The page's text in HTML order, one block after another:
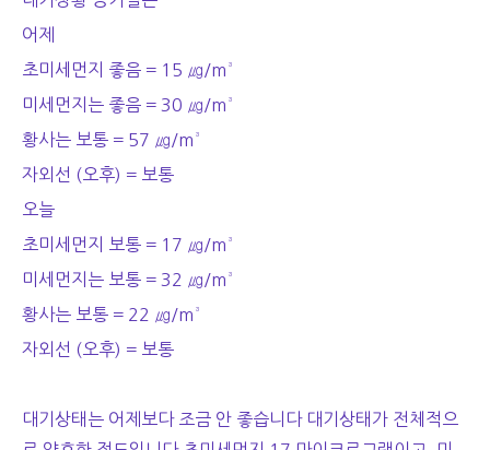
어제
초미세먼지 좋음 = 15 ㎍/m³
미세먼지는 좋음 = 30 ㎍/m³
황사는 보통 = 57 ㎍/m³
자외선 (오후) = 보통
오늘
초미세먼지 보통 = 17 ㎍/m³
미세먼지는 보통 = 32 ㎍/m³
황사는 보통 = 22 ㎍/m³
자외선 (오후) = 보통
대기상태는 어제보다 조금 안 좋습니다 대기상태가 전체적으